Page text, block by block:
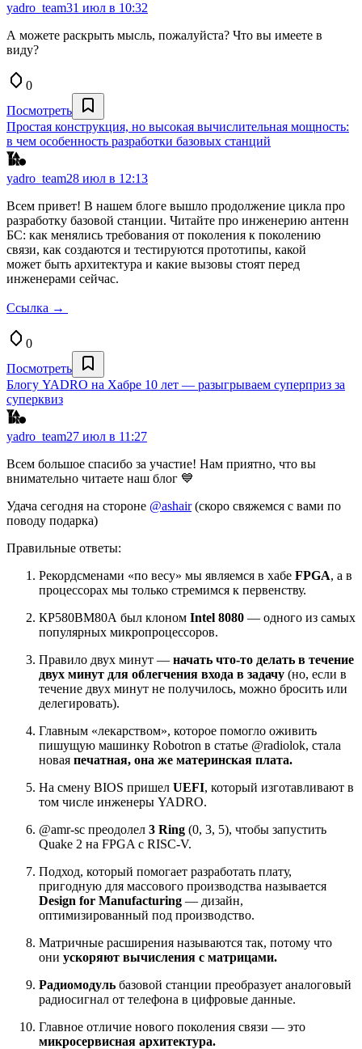
yadro_team31 июл в 10:32
А можете раскрыть мысль, пожалуйста? Что вы имеете в
виду?
0
Посмотреть
Простая конструкция, но высокая вычислительная мощность:
в чем особенность разработки базовых станций
yadro_team28 июл в 12:13
Всем привет! В нашем блоге вышло продолжение цикла про
разработку базовой станции. Читайте про инженерию антенн
БС: как менялись требования от поколения к поколению
связи, как создаются и тестируются прототипы, какой
может быть архитектура и какие вызовы стоят перед
инженерами сейчас.
Ссылка →
0
Посмотреть
Блогу YADRO на Хабре 10 лет — разыгрываем суперприз за
суперквиз
yadro_team27 июл в 11:27
Всем большое спасибо за участие! Нам приятно, что вы
внимательно читаете наш блог 💙
Удача сегодня на стороне @ashair(скоро свяжемся с вами по
поводу подарка)
Правильные ответы:
Рекордсменами «по весу» мы являемся в хабе FPGA, а в
процессорах мы только стремимся к первенству.
КР580ВМ80А был клоном Intel 8080 — одного из самых
популярных микропроцессоров.
Правило двух минут — начать что-то делать в течение
двух минут для облегчения входа в задачу (но, если в
течение двух минут не получилось, можно бросить или
делегировать).
Главным «лекарством», которое помогло оживить
пишущую машинку Robotron в статье @radiolok, стала
новая печатная, она же материнская плата.
На смену BIOS пришел UEFI, который изготавливают в
том числе инженеры YADRO.
@amr-sc преодолел 3 Ring (0, 3, 5), чтобы запустить
Quake 2 на FPGA с RISC-V.
Подход, который помогает разработать плату,
пригодную для массового производства называется
Design for Manufacturing — дизайн,
оптимизированный под производство.
Матричные расширения называются так, потому что
они ускоряют вычисления с матрицами.
Радиомодуль базовой станции преобразует аналоговый
радиосигнал от телефона в цифровые данные.
Главное отличие нового поколения связи — это
микросервисная архитектура.